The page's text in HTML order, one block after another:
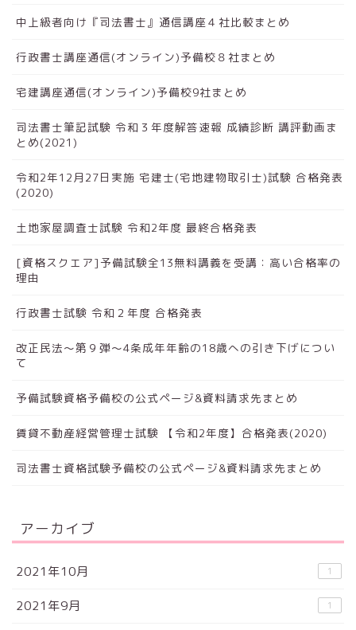
中上級者向け『司法書士』通信講座４社比較まとめ
行政書士講座通信(オンライン)予備校８社まとめ
宅建講座通信(オンライン)予備校9社まとめ
司法書士筆記試験 令和３年度解答速報 成績診断 講評動画ま
とめ(2021)
令和2年12月27日実施 宅建士(宅地建物取引士)試験 合格発表
(2020)
土地家屋調査士試験 令和2年度 最終合格発表
[資格スクエア]予備試験全13無料講義を受講：高い合格率の
理由
行政書士試験 令和２年度 合格発表
改正民法～第９弾～4条成年年齢の18歳への引き下げについ
て
予備試験資格予備校の公式ページ&資料請求先まとめ
賃貸不動産経営管理士試験 【令和2年度】合格発表(2020)
司法書士資格試験予備校の公式ページ&資料請求先まとめ
アーカイブ
2021年10月 1
2021年9月 1